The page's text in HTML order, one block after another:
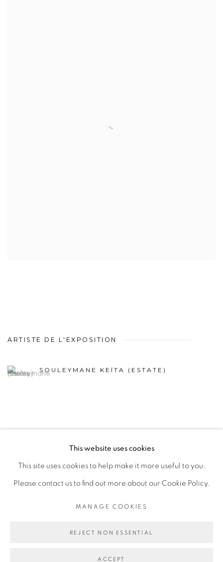
ARTISTE DE L'EXPOSITION
SOULEYMANE KEÏTA (ESTATE)
MANAGE COOKIES
COPYRIGHT © 2026 GALERIE CÉCILE FAKHOURY
SITE BY ARTLOGIC
This website uses cookies
This site uses cookies to help make it more useful to you.
Please contact us to find out more about our Cookie Policy.
MANAGE COOKIES
REJECT NON ESSENTIAL
ACCEPT